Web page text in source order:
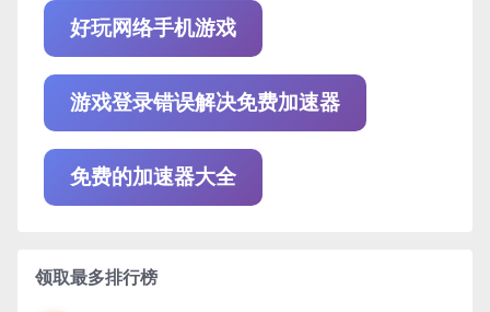
好玩网络手机游戏
游戏登录错误解决免费加速器
免费的加速器大全
领取最多排行榜